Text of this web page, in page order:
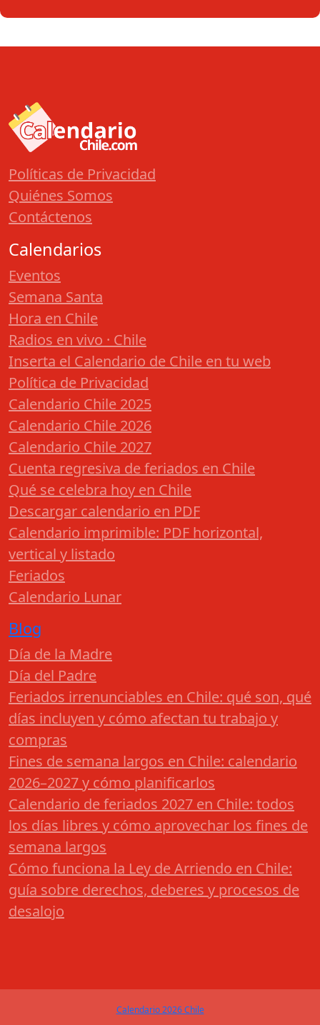
Políticas de Privacidad
Quiénes Somos
Contáctenos
Calendarios
Eventos
Semana Santa
Hora en Chile
Radios en vivo · Chile
Inserta el Calendario de Chile en tu web
Política de Privacidad
Calendario Chile 2025
Calendario Chile 2026
Calendario Chile 2027
Cuenta regresiva de feriados en Chile
Qué se celebra hoy en Chile
Descargar calendario en PDF
Calendario imprimible: PDF horizontal,
vertical y listado
Feriados
Calendario Lunar
Blog
Día de la Madre
Día del Padre
Feriados irrenunciables en Chile: qué son, qué
días incluyen y cómo afectan tu trabajo y
compras
Fines de semana largos en Chile: calendario
2026–2027 y cómo planificarlos
Calendario de feriados 2027 en Chile: todos
los días libres y cómo aprovechar los fines de
semana largos
Cómo funciona la Ley de Arriendo en Chile:
guía sobre derechos, deberes y procesos de
desalojo
Calendario 2026 Chile